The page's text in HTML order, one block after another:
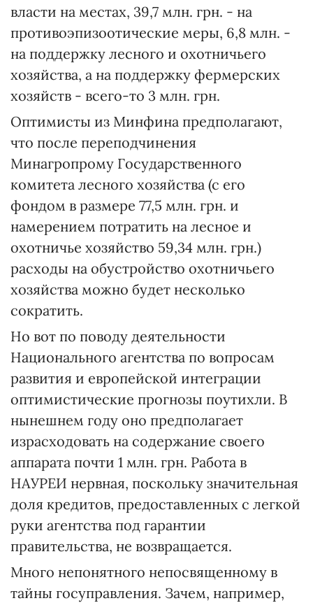
власти на местах, 39,7 млн. грн. - на
противоэпизоотические меры, 6,8 млн. -
на поддержку лесного и охотничьего
хозяйства, а на поддержку фермерских
хозяйств - всего-то 3 млн. грн.
Оптимисты из Минфина предполагают,
что после переподчинения
Минагропрому Государственного
комитета лесного хозяйства (с его
фондом в размере 77,5 млн. грн. и
намерением потратить на лесное и
охотничье хозяйство 59,34 млн. грн.)
расходы на обустройство охотничьего
хозяйства можно будет несколько
сократить.
Но вот по поводу деятельности
Национального агентства по вопросам
развития и европейской интеграции
оптимистические прогнозы поутихли. В
нынешнем году оно предполагает
израсходовать на содержание своего
аппарата почти 1 млн. грн. Работа в
НАУРЕИ нервная, поскольку значительная
доля кредитов, предоставленных с легкой
руки агентства под гарантии
правительства, не возвращается.
Много непонятного непосвященному в
тайны госуправления. Зачем, например,